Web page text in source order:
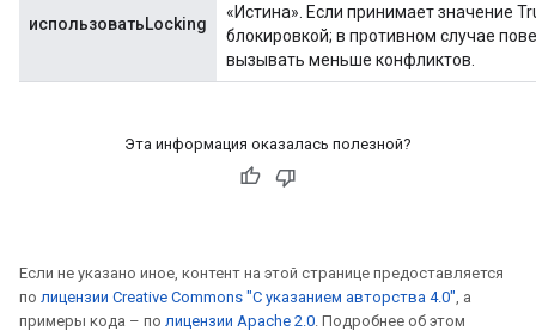
использоватьLocking
«Истина». Если принимает значение
блокировкой; в противном случае
вызывать меньше конфликтов.
Эта информация оказалась полезной?
Если не указано иное, контент на этой странице предоставляется
по лицензии Creative Commons "С указанием авторства 4.0", а
примеры кода – по лицензии Apache 2.0. Подробнее об этом